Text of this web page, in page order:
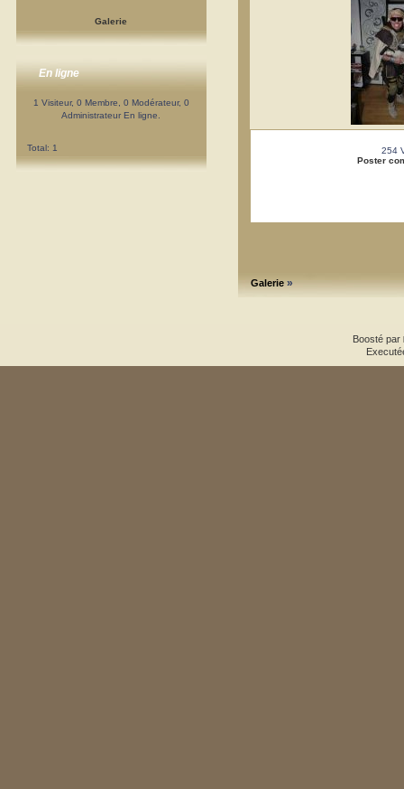
Galerie
En ligne
1 Visiteur, 0 Membre, 0 Modérateur, 0
Administrateur En ligne.
Total: 1
254
Poster
Galerie»
Boosté par